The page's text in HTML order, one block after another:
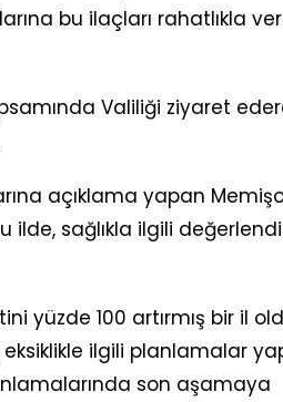
bu ilaçları rahatlıkla
Valiliği ziyaret
açıklama yapan
ilde, sağlıkla ilgili
yüzde 100 artırmış bir il
ilgili planlamalar
son aşamaya